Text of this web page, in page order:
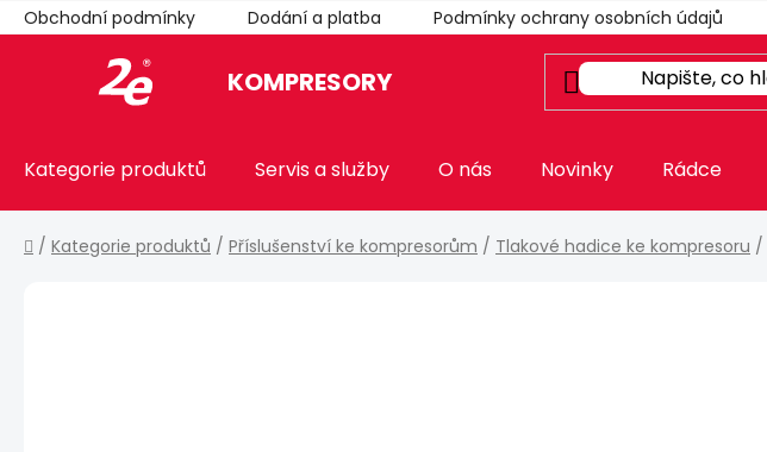
Přejít
na
Obchodní podmínky Dodání a platba Podmínky ochrany osobních údajů
KOMPRESORY
Kategorie produktů Servis a služby O nás Novinky Rádce
Domů
/ Kategorie produktů / Příslušenství ke kompresorům / Tlakové hadice ke kompresoru /